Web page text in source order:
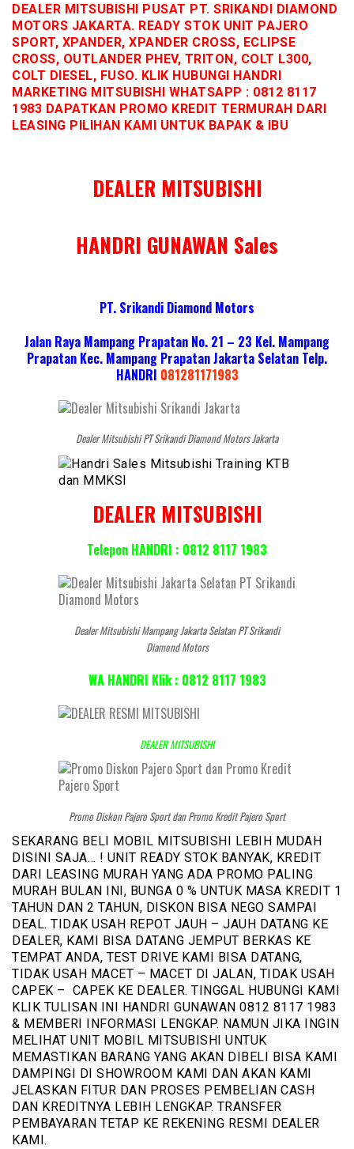
DEALER MITSUBISHI PUSAT PT. SRIKANDI DIAMOND
MOTORS JAKARTA. READY STOK UNIT PAJERO
SPORT, XPANDER, XPANDER CROSS, ECLIPSE
CROSS, OUTLANDER PHEV, TRITON, COLT L300,
COLT DIESEL, FUSO. KLIK HUBUNGI HANDRI
MARKETING MITSUBISHI WHATSAPP : 0812 8117
1983 DAPATKAN PROMO KREDIT TERMURAH DARI
LEASING PILIHAN KAMI UNTUK BAPAK & IBU
DEALER MITSUBISHI
HANDRI GUNAWAN Sales
PT. Srikandi Diamond Motors
Jalan Raya Mampang Prapatan No. 21 – 23 Kel. Mampang
Prapatan Kec. Mampang Prapatan Jakarta Selatan Telp.
HANDRI 081281171983
Dealer Mitsubishi PT Srikandi Diamond Motors Jakarta
DEALER MITSUBISHI
Telepon HANDRI : 0812 8117 1983
Dealer Mitsubishi Mampang Jakarta Selatan PT Srikandi
Diamond Motors
WA HANDRI Klik : 0812 8117 1983
DEALER MITSUBISHI
Promo Diskon Pajero Sport dan Promo Kredit Pajero Sport
SEKARANG BELI MOBIL MITSUBISHI LEBIH MUDAH
DISINI SAJA… ! UNIT READY STOK BANYAK, KREDIT
DARI LEASING MURAH YANG ADA PROMO PALING
MURAH BULAN INI, BUNGA 0 % UNTUK MASA KREDIT 1
TAHUN DAN 2 TAHUN, DISKON BISA NEGO SAMPAI
DEAL. TIDAK USAH REPOT JAUH – JAUH DATANG KE
DEALER, KAMI BISA DATANG JEMPUT BERKAS KE
TEMPAT ANDA, TEST DRIVE KAMI BISA DATANG,
TIDAK USAH MACET – MACET DI JALAN, TIDAK USAH
CAPEK – CAPEK KE DEALER. TINGGAL HUBUNGI KAMI
KLIK TULISAN INI HANDRI GUNAWAN 0812 8117 1983
& MEMBERI INFORMASI LENGKAP. NAMUN JIKA INGIN
MELIHAT UNIT MOBIL MITSUBISHI UNTUK
MEMASTIKAN BARANG YANG AKAN DIBELI BISA KAMI
DAMPINGI DI SHOWROOM KAMI DAN AKAN KAMI
JELASKAN FITUR DAN PROSES PEMBELIAN CASH
DAN KREDITNYA LEBIH LENGKAP. TRANSFER
PEMBAYARAN TETAP KE REKENING RESMI DEALER
KAMI.